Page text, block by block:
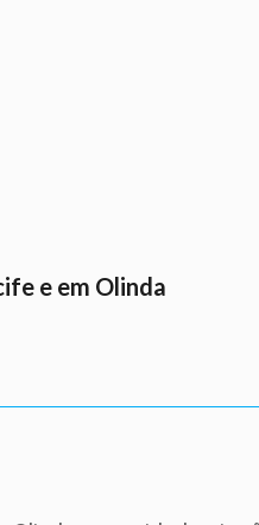
e em Olinda